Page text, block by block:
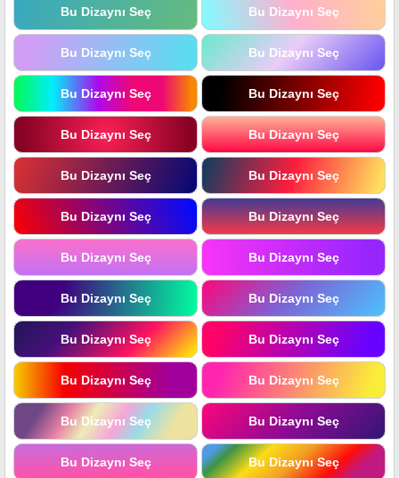
Bu Dizaynı Seç Bu Dizaynı Seç
Bu Dizaynı Seç Bu Dizaynı Seç
Bu Dizaynı Seç Bu Dizaynı Seç
Bu Dizaynı Seç Bu Dizaynı Seç
Bu Dizaynı Seç Bu Dizaynı Seç
Bu Dizaynı Seç Bu Dizaynı Seç
Bu Dizaynı Seç Bu Dizaynı Seç
Bu Dizaynı Seç Bu Dizaynı Seç
Bu Dizaynı Seç Bu Dizaynı Seç
Bu Dizaynı Seç Bu Dizaynı Seç
Bu Dizaynı Seç Bu Dizaynı Seç
Bu Dizaynı Seç Bu Dizaynı Seç